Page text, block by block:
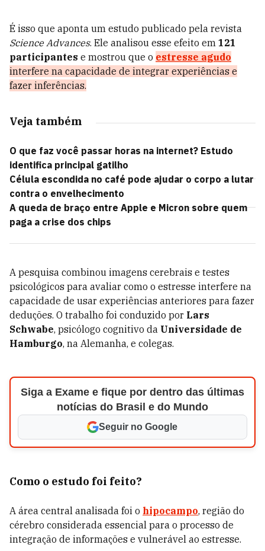
É isso que aponta um estudo publicado pela revista
Science Advances. Ele analisou esse efeito em 121
participantes e mostrou que o estresse agudo
interfere na capacidade de integrar experiências e
fazer inferências.
Veja também
O que faz você passar horas na internet? Estudo
identifica principal gatilho
Célula escondida no café pode ajudar o corpo a lutar
contra o envelhecimento
A queda de braço entre Apple e Micron sobre quem
paga a crise dos chips
A pesquisa combinou imagens cerebrais e testes
psicológicos para avaliar como o estresse interfere na
capacidade de usar experiências anteriores para fazer
deduções. O trabalho foi conduzido por Lars
Schwabe, psicólogo cognitivo da Universidade de
Hamburgo, na Alemanha, e colegas.
Siga a Exame e fique por dentro das últimas
notícias do Brasil e do Mundo
Seguir no Google
Como o estudo foi feito?
A área central analisada foi o hipocampo, região do
cérebro considerada essencial para o processo de
integração de informações e vulnerável ao estresse.